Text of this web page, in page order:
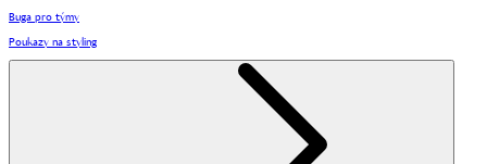
Buga pro týmy
Poukazy na styling